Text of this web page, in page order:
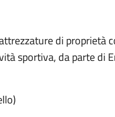
di proprietà
sportiva, da parte di